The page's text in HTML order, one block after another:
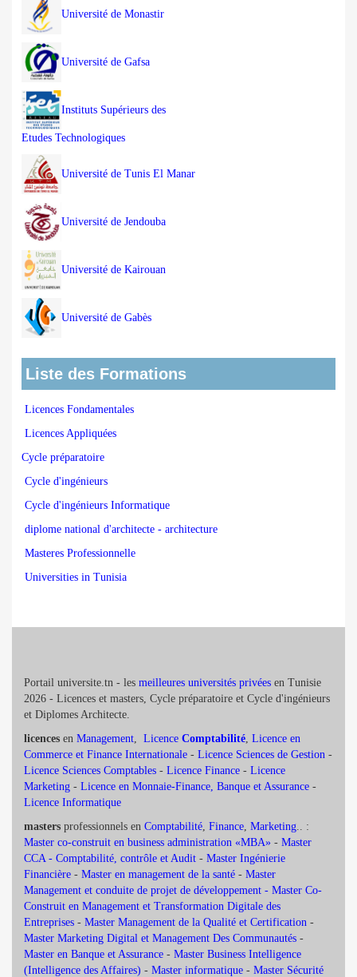
Université de Monastir
Université de Gafsa
Instituts Supérieurs des
Etudes Technologiques
Université de Tunis El Manar
Université de Jendouba
Université de Kairouan
Université de Gabès
Liste des Formations
Licences Fondamentales
Licences Appliquées
Cycle préparatoire
Cycle d'ingénieurs
Cycle d'ingénieurs Informatique
diplome national d'architecte - architecture
Masteres Professionnelle
Universities in Tunisia
Portail universite.tn - les meilleures universités privées en Tunisie
2026 - Licences et masters, Cycle préparatoire et Cycle d'ingénieurs
et Diplomes Architecte.
licences en Management, Licence Comptabilité, Licence en
Commerce et Finance Internationale - Licence Sciences de Gestion -
Licence Sciences Comptables - Licence Finance - Licence
Marketing - Licence en Monnaie-Finance, Banque et Assurance -
Licence Informatique
masters professionnels en Comptabilité, Finance, Marketing.. :
Master co-construit en business administration «MBA» - Master
CCA - Comptabilité, contrôle et Audit - Master Ingénierie
Financière - Master en management de la santé - Master
Management et conduite de projet de développement - Master Co-
Construit en Management et Transformation Digitale des
Entreprises - Master Management de la Qualité et Certification -
Master Marketing Digital et Management Des Communautés -
Master en Banque et Assurance - Master Business Intelligence
(Intelligence des Affaires) - Master informatique - Master Sécurité